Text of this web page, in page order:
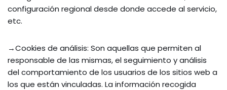
configuración regional desde donde accede al servicio,
etc.
→Cookies de análisis: Son aquellas que permiten al
responsable de las mismas, el seguimiento y análisis
del comportamiento de los usuarios de los sitios web a
los que están vinculadas. La información recogida